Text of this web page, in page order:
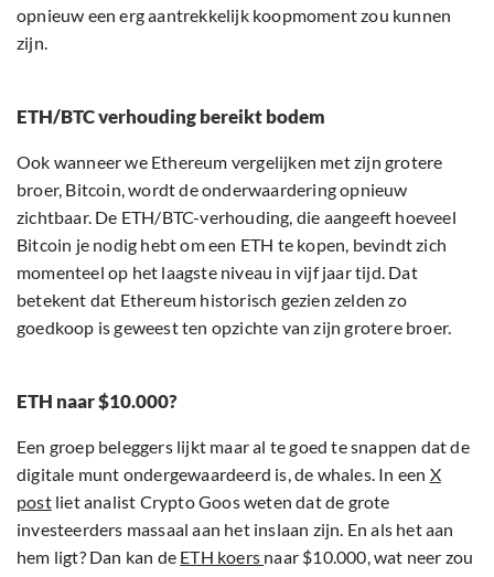
opnieuw een erg aantrekkelijk koopmoment zou kunnen
zijn.
ETH/BTC verhouding bereikt bodem
Ook wanneer we Ethereum vergelijken met zijn grotere
broer, Bitcoin, wordt de onderwaardering opnieuw
zichtbaar. De ETH/BTC-verhouding, die aangeeft hoeveel
Bitcoin je nodig hebt om een ETH te kopen, bevindt zich
momenteel op het laagste niveau in vijf jaar tijd. Dat
betekent dat Ethereum historisch gezien zelden zo
goedkoop is geweest ten opzichte van zijn grotere broer.
ETH naar $10.000?
Een groep beleggers lijkt maar al te goed te snappen dat de
digitale munt ondergewaardeerd is, de whales. In een X
postliet analist Crypto Goos weten dat de grote
investeerders massaal aan het inslaan zijn. En als het aan
hem ligt? Dan kan de ETH koers naar $10.000, wat neer zou